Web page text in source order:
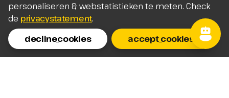
personaliseren & webstatistieken te meten. Check
de privacystatement.
decline_cookies
accept_cookies